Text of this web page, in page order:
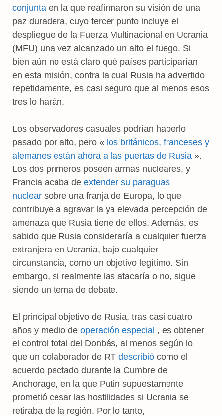
conjunta en la que reafirmaron su visión de una
paz duradera, cuyo tercer punto incluye el
despliegue de la Fuerza Multinacional en Ucrania
(MFU) una vez alcanzado un alto el fuego. Si
bien aún no está claro qué países participarían
en esta misión, contra la cual Rusia ha advertido
repetidamente, es casi seguro que al menos esos
tres lo harán.
Los observadores casuales podrían haberlo
pasado por alto, pero « los británicos, franceses y
alemanes están ahora a las puertas de Rusia ».
Los dos primeros poseen armas nucleares, y
Francia acaba de extender su paraguas
nuclear sobre una franja de Europa, lo que
contribuye a agravar la ya elevada percepción de
amenaza que Rusia tiene de ellos. Además, es
sabido que Rusia consideraría a cualquier fuerza
extranjera en Ucrania, bajo cualquier
circunstancia, como un objetivo legítimo. Sin
embargo, si realmente las atacaría o no, sigue
siendo un tema de debate.
El principal objetivo de Rusia, tras casi cuatro
años y medio de operación especial , es obtener
el control total del Donbás, al menos según lo
que un colaborador de RT describió como el
acuerdo pactado durante la Cumbre de
Anchorage, en la que Putin supuestamente
prometió cesar las hostilidades si Ucrania se
retiraba de la región. Por lo tanto,